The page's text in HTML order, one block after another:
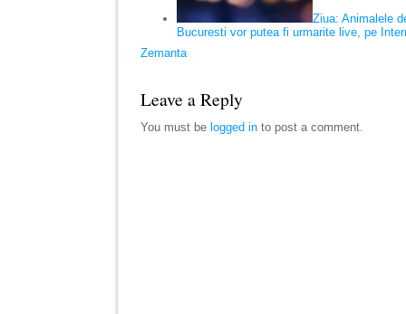
Ziua: Animalele
Bucuresti vor putea fi urmarite live, pe
Zemanta
Leave a Reply
You must be logged in to post a comment.